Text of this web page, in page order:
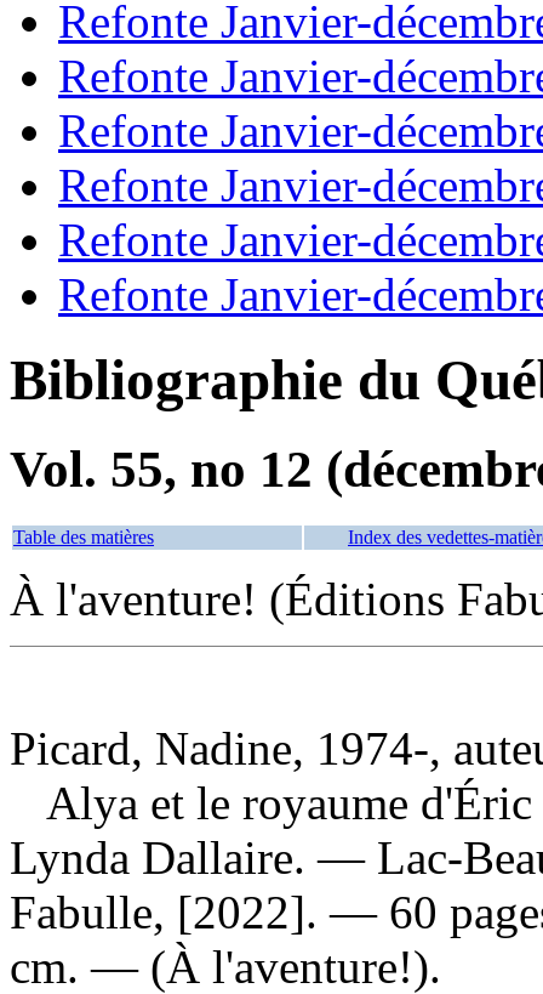
Refonte Janvier-
Refonte Janvier-
Refonte Janvier-
Refonte Janvier-
Refonte Janvier-
Refonte Janvier-
Bibliographie du
Vol. 55, no 12
Table des matières Index des vedettes-
À l'aventure! (Éditions
Picard, Nadine, 1974-,
Alya et le royaume d'Éric
Lynda Dallaire. — Lac-
Fabulle, [2022]. — 60
cm. — (À l'aventure!).